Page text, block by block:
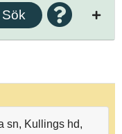
Sök
sn, Kullings hd,